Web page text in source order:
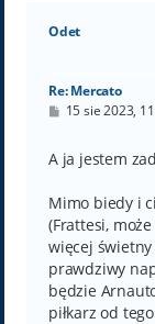
Odet
Re: Mercato
P
t
15 sie 2023,
A ja jestem
Mimo biedy i
(Frattesi,
więcej
prawdziwy
będzie
piłkarz od